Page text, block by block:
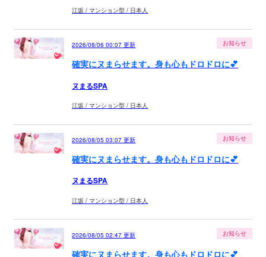
江坂 / マンション型 / 日本人
お知らせ
2026/08/06 00:07 更新
確実にヌまらせます。身も心もドロドロに💕
ヌまるSPA
江坂 / マンション型 / 日本人
お知らせ
2026/08/05 03:07 更新
確実にヌまらせます。身も心もドロドロに💕
ヌまるSPA
江坂 / マンション型 / 日本人
お知らせ
2026/08/05 02:47 更新
確実にヌまらせます。身も心もドロドロに💕